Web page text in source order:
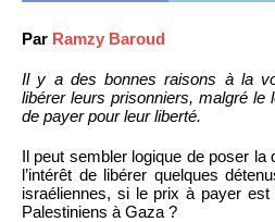
Par Ramzy Baroud
Il y a des bonnes raisons à la
libérer leurs prisonniers, malgré le
de payer pour leur liberté.
Il peut sembler logique de poser la
l’intérêt de libérer quelques
israéliennes, si le prix à payer
Palestiniens à Gaza ?